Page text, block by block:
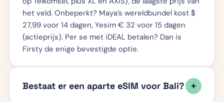
het veld. Onbeperkt? Maya’s wereldbundel kost $
27,99 voor 14 dagen, Yesim € 32 voor 15 dagen
(actieprijs). Per se met iDEAL betalen? Dan is
Firsty de enige bevestigde optie.
Bestaat er een aparte eSIM voor Bali?